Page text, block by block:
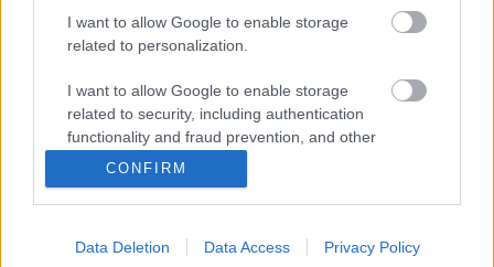
I want to allow Google to enable storage
related to personalization.
I want to allow Google to enable storage
related to security, including authentication
functionality and fraud prevention, and other
user protection.
CONFIRM
Data Deletion Data Access Privacy Policy
leküzdését a Gál Ferenc Egyetem
Energiaválság: az éjszakai fordulat
bizakodásra ad okot
KIEMELT